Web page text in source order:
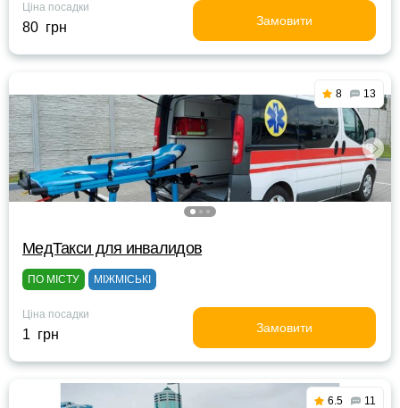
Ціна посадки
80 грн Замовити
8 13
МедТакси для инвалидов
ПО МІСТУ МІЖМІСЬКІ
Ціна посадки
1 грн Замовити
6.5 11